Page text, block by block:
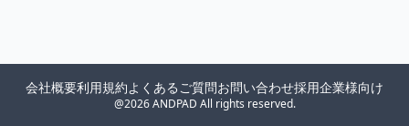
@2026 ANDPAD All rights reserved.
会社概要利用規約よくあるご質問お問い合わせ採用企業様向け